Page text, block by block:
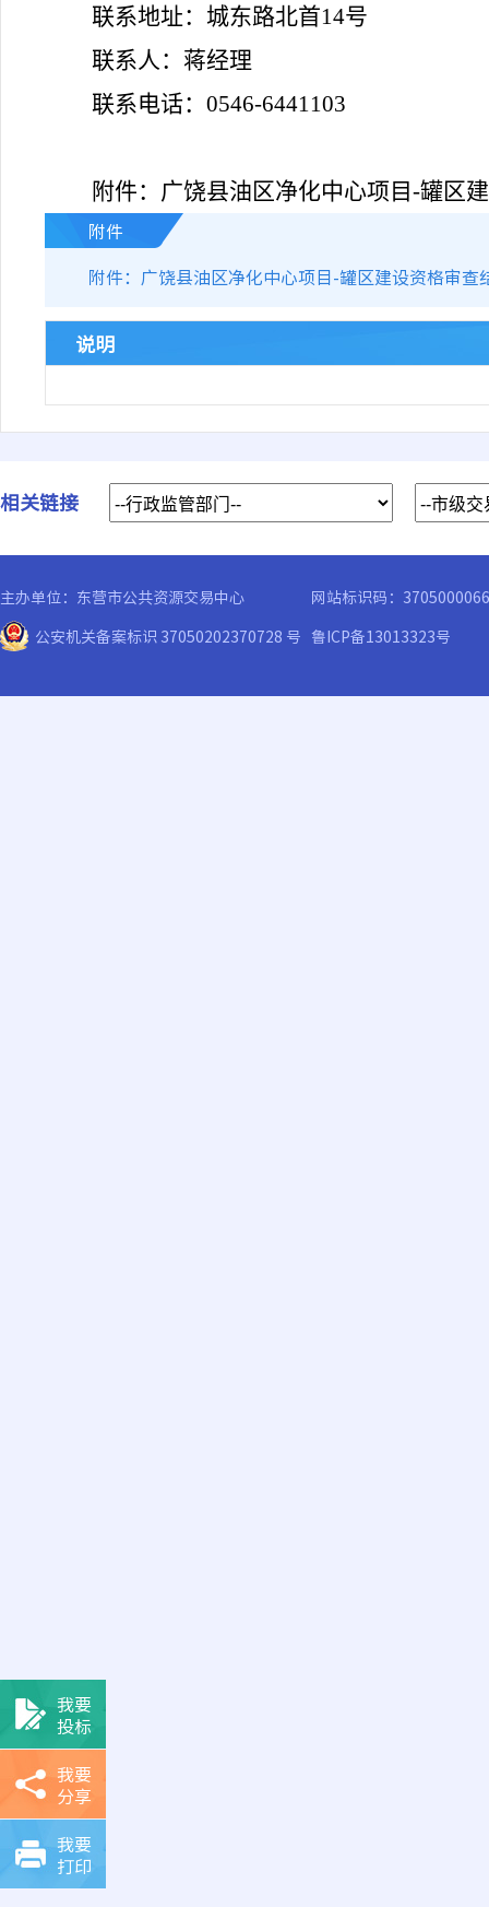
联系地址：城东路北首14号
联系人：蒋经理
联系电话：0546-6441103
附件：广饶县油区净化中心项目-罐区
附件
附件：广饶县油区净化中心项目-罐区建设资格审查
说明
我要
投标
我要
分享
我要
打印
相关链接
主办单位：东营市公共资源交易中心
网站标识码：3705000066
公安机关备案标识 37050202370728 号 鲁ICP备13013323号